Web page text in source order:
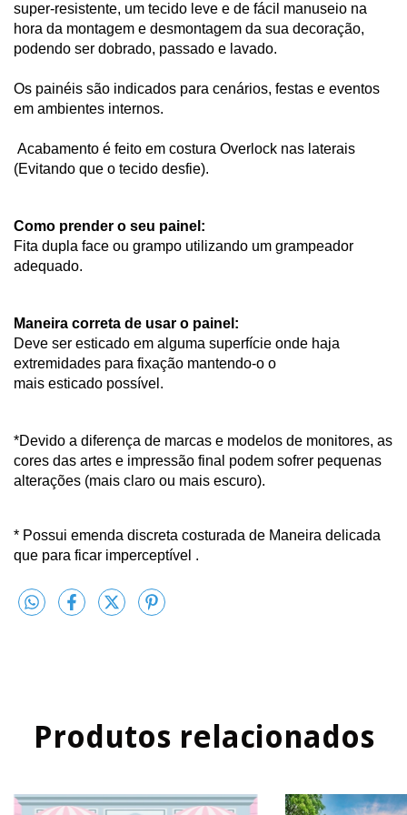
super-resistente, um tecido leve e de fácil manuseio na
hora da montagem e desmontagem da sua decoração,
podendo ser dobrado, passado e lavado.
Os painéis são indicados para cenários, festas e eventos
em ambientes internos.
Acabamento é feito em costura Overlock nas laterais
(Evitando que o tecido desfie).
Como prender o seu painel:
Fita dupla face ou grampo utilizando um grampeador
adequado.
Maneira correta de usar o painel:
Deve ser esticado em alguma superfície onde haja
extremidades para fixação mantendo-o o
mais esticado possível.
*Devido a diferença de marcas e modelos de monitores, as
cores das artes e impressão final podem sofrer pequenas
alterações (mais claro ou mais escuro).
* Possui emenda discreta costurada de Maneira delicada
que para ficar imperceptível .
Produtos relacionados